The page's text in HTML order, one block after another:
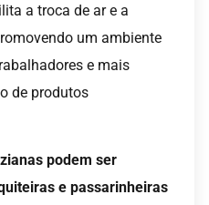
a troca de ar e a
um ambiente
e mais
de produtos
podem ser
e passarinheiras